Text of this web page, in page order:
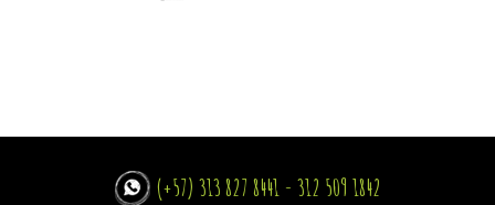
(+57) 313 827 8441 - 312 509 1842